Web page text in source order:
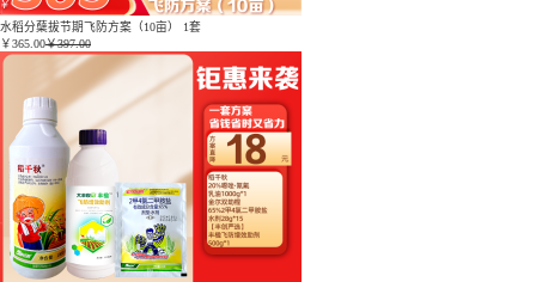
水稻分蘖拔节期飞防方案（10亩） 1套
￥365.00￥397.00